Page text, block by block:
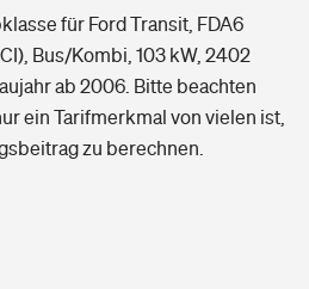
für Ford Transit, FDA6
Bus/Kombi, 103 kW, 2402
ab 2006. Bitte beachten
ein Tarifmerkmal von vielen ist,
zu berechnen.